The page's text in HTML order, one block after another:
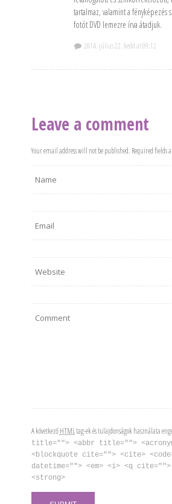
tartalmaz, valamint a fényképezés
fotót DVD lemezre írva átadjuk.
2014. július 22. kedd at 09:12
Leave a comment
Your email address will not be published. Required fields
A következőHTMLtag-ek és tulajdonságok használata
title=""> <abbr title="">
<blockquote cite=""> <cite>
datetime=""> <em> <i> <q
<strong>